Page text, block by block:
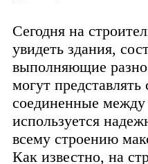
Сегодня на
увидеть здания,
выполняющие
могут
соединенные
используется
всему строению
Как известно, на